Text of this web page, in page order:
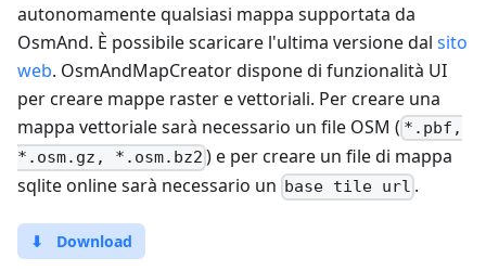
autonomamente qualsiasi mappa supportata da
OsmAnd. È possibile scaricare l'ultima versione dal sito
web. OsmAndMapCreator dispone di funzionalità UI
per creare mappe raster e vettoriali. Per creare una
mappa vettoriale sarà necessario un file OSM ( *.pbf,
*.osm.gz, *.osm.bz2 ) e per creare un file di mappa
sqlite online sarà necessario un base tile url .
⬇ Download